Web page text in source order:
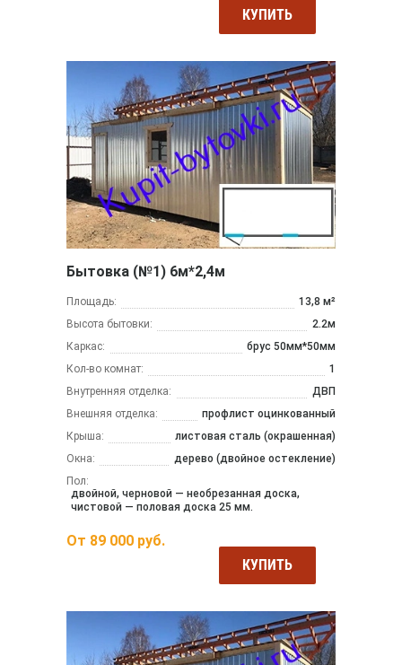
КУПИТЬ
Бытовка (№1) 6м*2,4м
Площадь:
13,8 м²
Высота бытовки:
2.2м
Каркас:
брус 50мм*50мм
Кол-во комнат:
1
Внутренняя отделка:
ДВП
Внешняя отделка:
профлист оцинкованный
Крыша:
листовая сталь (окрашенная)
Окна:
дерево (двойное остекление)
Пол:
двойной, черновой — необрезанная доска,
чистовой — половая доска 25 мм.
От 89 000 руб.
КУПИТЬ